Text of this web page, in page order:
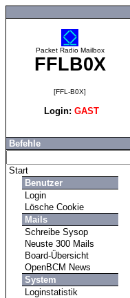
Packet Radio Mailbox
FFLB0X
[FFL-B0X]
Login: GAST
Befehle
Start
Benutzer
Login
Lösche Cookie
Mails
Schreibe Sysop
Neuste 300 Mails
Board-Übersicht
OpenBCM News
System
Loginstatistik